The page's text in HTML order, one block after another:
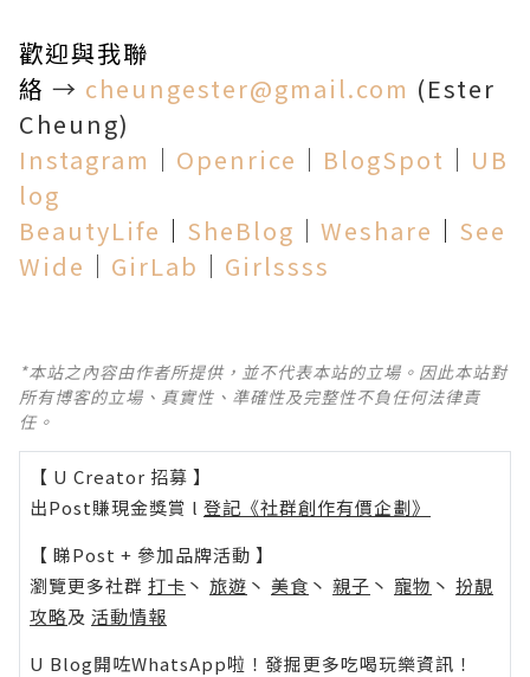
歡迎與我聯
絡 → cheungester@gmail.com (Ester
Cheung)
Instagram │ Openrice │ BlogSpot │ UB
log
BeautyLife │ SheBlog │ Weshare │ See
Wide │ GirLab │ Girlssss
*本站之內容由作者所提供，並不代表本站的立場。因此本站對
所有博客的立場、真實性、準確性及完整性不負任何法律責
任。
【 U Creator 招募 】
出Post賺現金獎賞 l 登記《社群創作有價企劃》
【 睇Post + 參加品牌活動 】
瀏覽更多社群 打卡 丶 旅遊 丶 美食 丶 親子 丶 寵物 丶 扮靚
攻略及 活動情報
U Blog開咗WhatsApp啦！發掘更多吃喝玩樂資訊！